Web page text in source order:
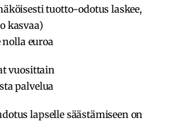
tuotto-odotus laskee,
kasvaa)
euroa
vuosittain
palvelua
lapselle säästämiseen on